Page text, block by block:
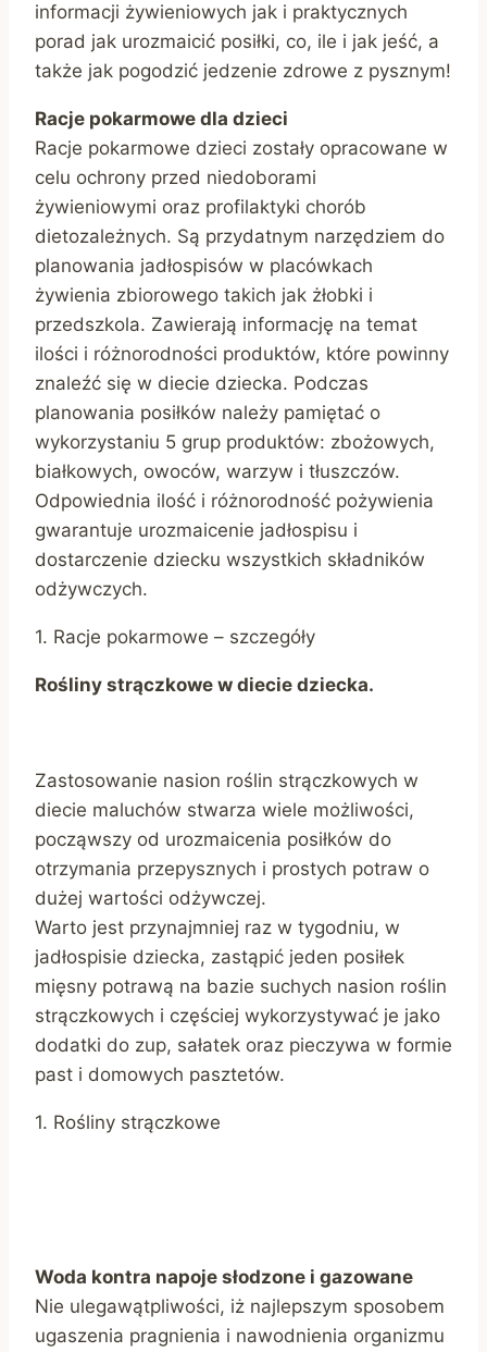
informacji żywieniowych jak i praktycznych
porad jak urozmaicić posiłki, co, ile i jak jeść, a
także jak pogodzić jedzenie zdrowe z pysznym!
Racje pokarmowe dla dzieci
Racje pokarmowe dzieci zostały opracowane w
celu ochrony przed niedoborami
żywieniowymi oraz profilaktyki chorób
dietozależnych. Są przydatnym narzędziem do
planowania jadłospisów w placówkach
żywienia zbiorowego takich jak żłobki i
przedszkola. Zawierają informację na temat
ilości i różnorodności produktów, które powinny
znaleźć się w diecie dziecka. Podczas
planowania posiłków należy pamiętać o
wykorzystaniu 5 grup produktów: zbożowych,
białkowych, owoców, warzyw i tłuszczów.
Odpowiednia ilość i różnorodność pożywienia
gwarantuje urozmaicenie jadłospisu i
dostarczenie dziecku wszystkich składników
odżywczych.
1. Racje pokarmowe – szczegóły
Rośliny strączkowe w diecie dziecka.
Zastosowanie nasion roślin strączkowych w
diecie maluchów stwarza wiele możliwości,
począwszy od urozmaicenia posiłków do
otrzymania przepysznych i prostych potraw o
dużej wartości odżywczej.
Warto jest przynajmniej raz w tygodniu, w
jadłospisie dziecka, zastąpić jeden posiłek
mięsny potrawą na bazie suchych nasion roślin
strączkowych i częściej wykorzystywać je jako
dodatki do zup, sałatek oraz pieczywa w formie
past i domowych pasztetów.
1. Rośliny strączkowe
Woda kontra napoje słodzone i gazowane
Nie ulegawątpliwości, iż najlepszym sposobem
ugaszenia pragnienia i nawodnienia organizmu